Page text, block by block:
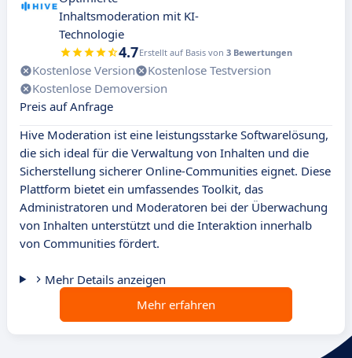
Inhaltsmoderation mit KI-
Technologie
4.7Erstellt auf Basis von 3 Bewertungen
Kostenlose Version
Kostenlose Testversion
Kostenlose Demoversion
Preis auf Anfrage
Hive Moderation ist eine leistungsstarke Softwarelösung,
die sich ideal für die Verwaltung von Inhalten und die
Sicherstellung sicherer Online-Communities eignet. Diese
Plattform bietet ein umfassendes Toolkit, das
Administratoren und Moderatoren bei der Überwachung
von Inhalten unterstützt und die Interaktion innerhalb
von Communities fördert.
Mehr Details anzeigen
Mehr erfahren